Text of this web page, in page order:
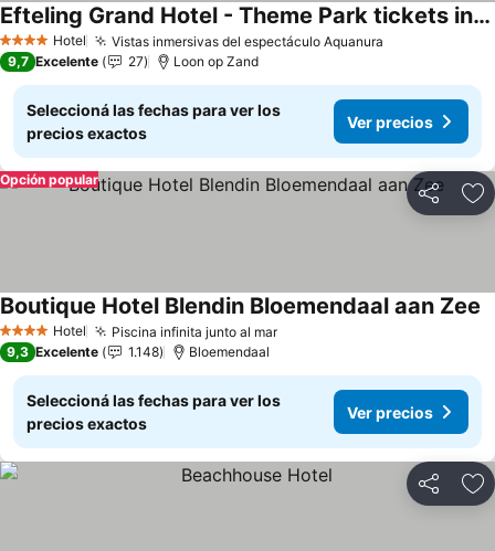
4 EstrellasHotel Vistas inmersivas del espectáculo Aquanura
Efteling Grand Hotel - Theme Park tickets included
9,7 Excelente 27 Loon op Zand
Seleccioná las fechas para ver los
precios exactos
Ver precios
Compartir
Opción popular
4 EstrellasHotel Piscina infinita junto al mar
Boutique Hotel Blendin Bloemendaal aan Zee
9,3 Excelente 1.148 Bloemendaal
Seleccioná las fechas para ver los
precios exactos
Ver precios
Compartir